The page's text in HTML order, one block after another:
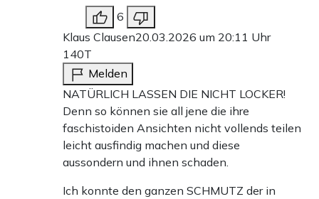
6
Klaus Clausen20.03.2026 um 20:11 Uhr
140T
Melden
NATÜRLICH LASSEN DIE NICHT LOCKER!
Denn so können sie all jene die ihre
faschistoiden Ansichten nicht vollends teilen
leicht ausfindig machen und diese
aussondern und ihnen schaden.
Ich konnte den ganzen SCHMUTZ der in